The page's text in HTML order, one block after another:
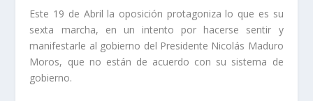
Este 19 de Abril la oposición protagoniza lo que es su
sexta marcha, en un intento por hacerse sentir y
manifestarle al gobierno del Presidente Nicolás Maduro
Moros, que no están de acuerdo con su sistema de
gobierno.